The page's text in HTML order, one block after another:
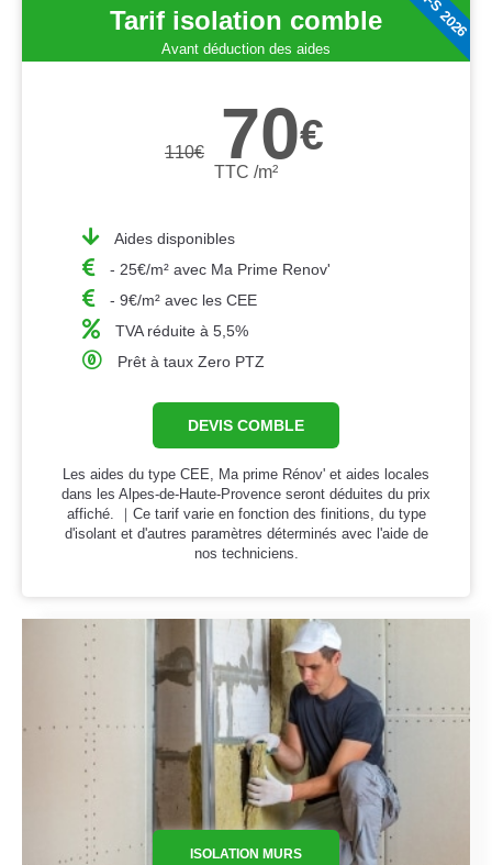
Tarif isolation comble
Avant déduction des aides
110€ 70€
TTC /m²
Aides disponibles
- 25€/m² avec Ma Prime Renov'
- 9€/m² avec les CEE
TVA réduite à 5,5%
Prêt à taux Zero PTZ
DEVIS COMBLE
Les aides du type CEE, Ma prime Rénov' et aides locales
dans les Alpes-de-Haute-Provence seront déduites du prix
affiché. ｜Ce tarif varie en fonction des finitions, du type
d'isolant et d'autres paramètres déterminés avec l'aide de
nos techniciens.
ISOLATION MURS